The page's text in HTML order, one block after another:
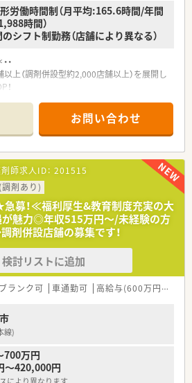
労働時間制（月平均:165.6時間/年間
時間）
シフト制勤務（店舗により異なる）
・
上（調剤併設型約2,000店舗以上）を展開し
！
可能！
によりますが、経験の少ない方でも500万前
水準！
せ、豊富な社内研修や外部組織と連携した研
す
社だからこそ活躍できるキャリアパスが多
います。
エリアマネジャーや営業部長等のマネジメン
えます。
門性を活かせるスペシャリストを目指すこ
部門や商品部門等の本社スタッフなど活動領
々増加しており、在宅医療へもしっかりと関
う変更予定です。
とワークライフバランスが整っています
まで、従業員割引制度など嬉しいメリットも
お問い合わせ
師求人ID： 201515
剤あり)
急募！≪福利厚生&教育制度充実の大
魅力◎年収515万円～/未経験の方
剤併設店舗の募集です！
検討リストに追加
ブランク可 車通勤可 高給与(600万円以上)
線)
700万円
～420,000円